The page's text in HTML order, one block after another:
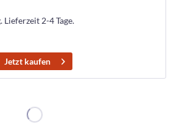
2-4 Tage.
Jetzt kaufen